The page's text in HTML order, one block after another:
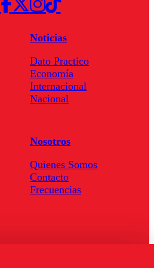
Noticias
Dato Practico
Economía
Internacional
Nacional
Nosotros
Quienes Somos
Contacto
Frecuencias